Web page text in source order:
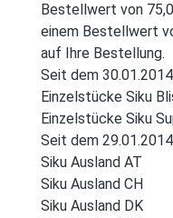
Bestellwert von
einem Bestellwert
auf Ihre Bestellung.
Seit dem 30.01.2014
Einzelstücke Siku
Einzelstücke Siku
Seit dem 29.01.2014
Siku Ausland AT
Siku Ausland CH
Siku Ausland DK